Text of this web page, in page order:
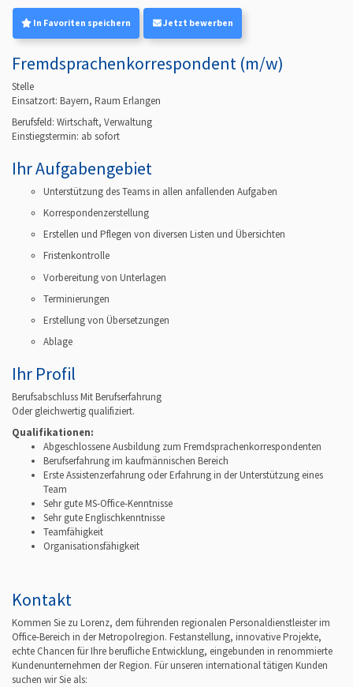
In Favoriten speichern Jetzt bewerben
Fremdsprachenkorrespondent (m/w)
Stelle
Einsatzort: Bayern, Raum Erlangen
Berufsfeld: Wirtschaft, Verwaltung
Einstiegstermin: ab sofort
Ihr Aufgabengebiet
Unterstützung des Teams in allen anfallenden Aufgaben
Korrespondenzerstellung
Erstellen und Pflegen von diversen Listen und Übersichten
Fristenkontrolle
Vorbereitung von Unterlagen
Terminierungen
Erstellung von Übersetzungen
Ablage
Ihr Profil
Berufsabschluss Mit Berufserfahrung
Oder gleichwertig qualifiziert.
Qualifikationen:
Abgeschlossene Ausbildung zum Fremdsprachenkorrespondenten
Berufserfahrung im kaufmännischen Bereich
Erste Assistenzerfahrung oder Erfahrung in der Unterstützung eines
Team
Sehr gute MS-Office-Kenntnisse
Sehr gute Englischkenntnisse
Teamfähigkeit
Organisationsfähigkeit
Kontakt
Kommen Sie zu Lorenz, dem führenden regionalen Personaldienstleister im
Office-Bereich in der Metropolregion. Festanstellung, innovative Projekte,
echte Chancen für Ihre berufliche Entwicklung, eingebunden in renommierte
Kundenunternehmen der Region. Für unseren international tätigen Kunden
suchen wir Sie als: